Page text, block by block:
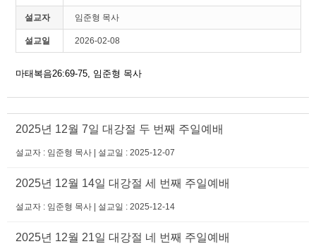
설교자 임준형 목사
설교일 2026-02-08
마태복음26:69-75, 임준형 목사
2025년 12월 7일 대강절 두 번째 주일예배
설교자 : 임준형 목사 | 설교일 : 2025-12-07
2025년 12월 14일 대강절 세 번째 주일예배
설교자 : 임준형 목사 | 설교일 : 2025-12-14
2025년 12월 21일 대강절 네 번째 주일예배